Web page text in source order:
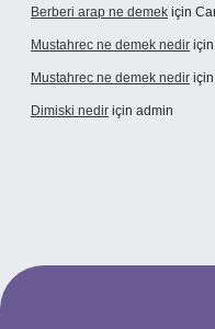
Berberi arap ne demek için
Mustahrec ne demek nedir için
Mustahrec ne demek nedir için
Dimiski nedir için admin
elexbet güncel adresi